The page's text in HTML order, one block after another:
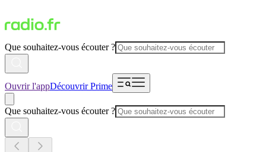
Que souhaitez-vous écouter ?
Ouvrir l'appDécouvrir Prime
Que souhaitez-vous écouter ?